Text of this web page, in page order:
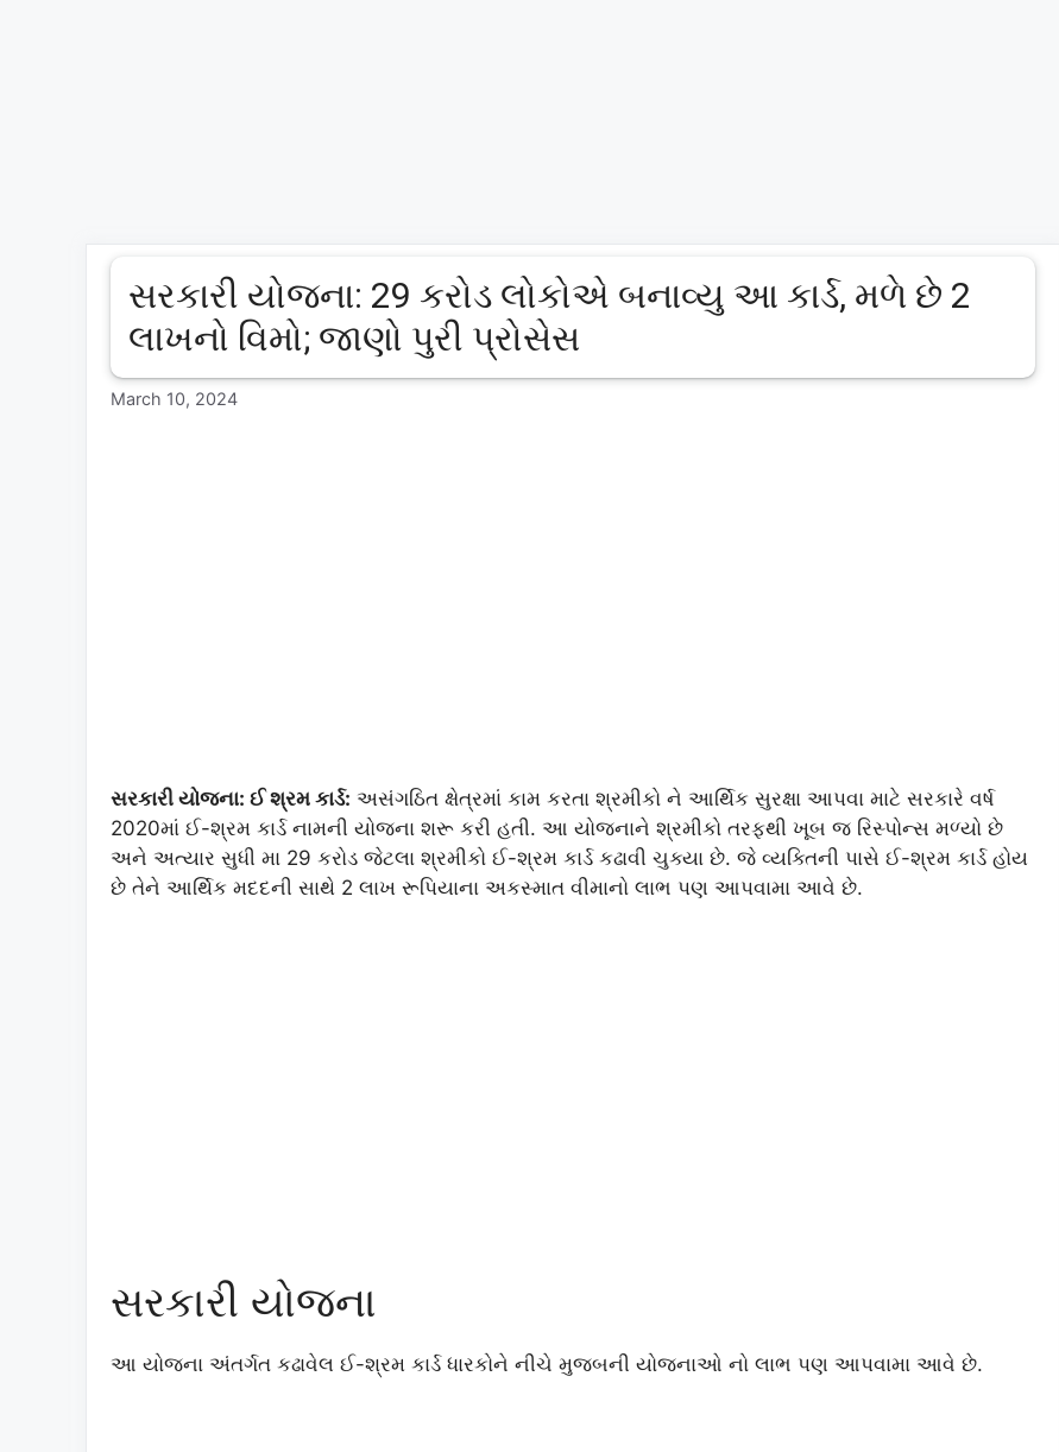
સરકારી યોજના: 29 કરોડ લોકોએ બનાવ્યુ આ કાર્ડ, મળે છે 2
લાખનો વિમો; જાણો પુરી પ્રોસેસ
March 10, 2024
સરકારી યોજના: ઈ શ્રમ કાર્ડ: અસંગઠિત ક્ષેત્રમાં કામ કરતા શ્રમીકો ને આર્થિક સુરક્ષા આપવા માટે સરકારે વર્ષ
2020માં ઈ-શ્રમ કાર્ડ નામની યોજના શરૂ કરી હતી. આ યોજનાને શ્રમીકો તરફથી ખૂબ જ રિસ્પોન્સ મળ્યો છે
અને અત્યાર સુધી મા 29 કરોડ જેટલા શ્રમીકો ઈ-શ્રમ કાર્ડ કઢાવી ચુક્યા છે. જે વ્યક્તિની પાસે ઈ-શ્રમ કાર્ડ હોય
છે તેને આર્થિક મદદની સાથે 2 લાખ રૂપિયાના અકસ્માત વીમાનો લાભ પણ આપવામા આવે છે.
સરકારી યોજના
આ યોજના અંતર્ગત કઢાવેલ ઈ-શ્રમ કાર્ડ ધારકોને નીચે મુજબની યોજનાઓ નો લાભ પણ આપવામા આવે છે.